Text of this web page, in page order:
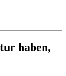
haben,